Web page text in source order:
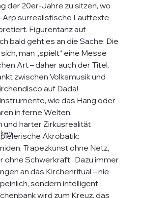
der 20er-Jahre zu sitzen, wo
Arp surrealistische Lauttexte
Figurentanz auf
bald geht es an die Sache: Die
man „spielt“ eine Messe
Art – daher auch der Titel.
zwischen Volksmusik und
auf Dada!
wie das Hang oder
in ferne Welten.
Akrobatik:
Trapezkunst ohne Netz,
ohne Schwerkraft.  Dazu immer
an das Kirchenritual – nie
sondern intelligent-
wird zum Kreuz, das